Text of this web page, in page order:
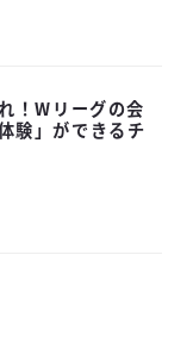
！Wリーグの会
験」ができるチ